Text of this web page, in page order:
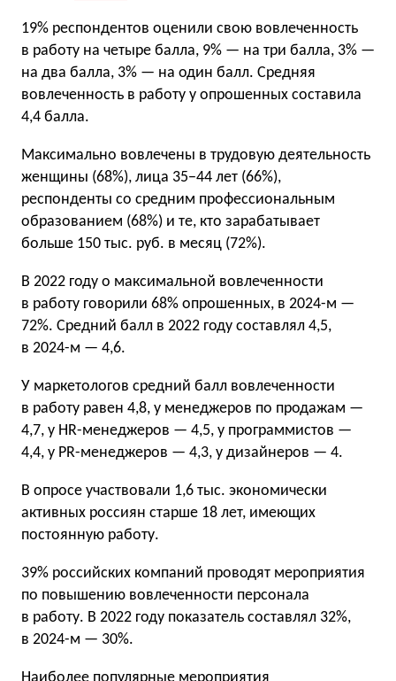
19% респондентов оценили свою вовлеченность
в работу на четыре балла, 9% — на три балла, 3% —
на два балла, 3% — на один балл. Средняя
вовлеченность в работу у опрошенных составила
4,4 балла.
Максимально вовлечены в трудовую деятельность
женщины (68%), лица 35−44 лет (66%),
респонденты со средним профессиональным
образованием (68%) и те, кто зарабатывает
больше 150 тыс. руб. в месяц (72%).
В 2022 году о максимальной вовлеченности
в работу говорили 68% опрошенных, в 2024-м —
72%. Средний балл в 2022 году составлял 4,5,
в 2024-м — 4,6.
У маркетологов средний балл вовлеченности
в работу равен 4,8, у менеджеров по продажам —
4,7, у HR-менеджеров — 4,5, у программистов —
4,4, у PR-менеджеров — 4,3, у дизайнеров — 4.
В опросе участвовали 1,6 тыс. экономически
активных россиян старше 18 лет, имеющих
постоянную работу.
39% российских компаний проводят мероприятия
по повышению вовлеченности персонала
в работу. В 2022 году показатель составлял 32%,
в 2024-м — 30%.